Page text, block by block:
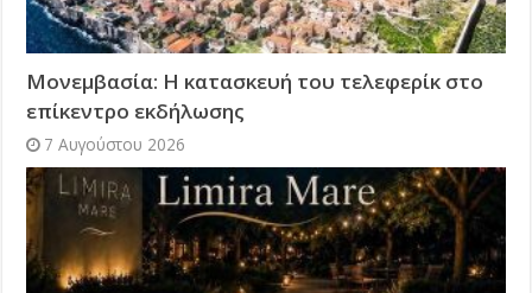
Μονεμβασία: Η κατασκευή του τελεφερίκ στο
επίκεντρο εκδήλωσης
7 Αυγούστου 2026